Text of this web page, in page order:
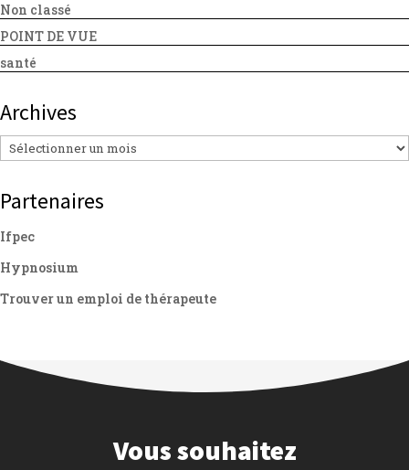
Non classé
POINT DE VUE
santé
Archives
Archives
Partenaires
Ifpec
Hypnosium
Trouver un emploi de thérapeute
Vous souhaitez